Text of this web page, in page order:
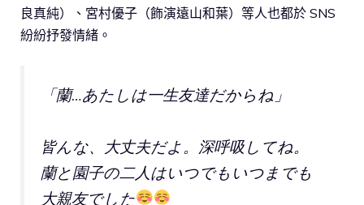
良真純）、宮村優子（飾演遠山和葉）等人也都於 SNS
紛紛抒發情緒。
「蘭…あたしは一生友達だからね」
皆んな、大丈夫だよ。深呼吸してね。
蘭と園子の二人はいつでもいつまでも
大親友でした